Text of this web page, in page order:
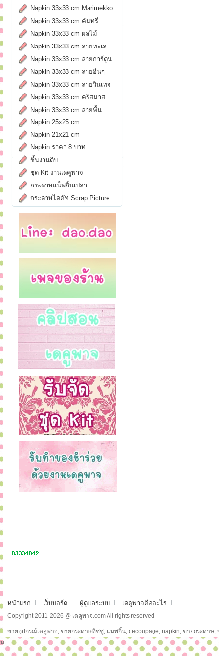
Napkin 33x33 cm Marimekko
Napkin 33x33 cm คันทรี่
Napkin 33x33 cm ผลไม้
Napkin 33x33 cm ลายทะเล
Napkin 33x33 cm ลายการ์ตูน
Napkin 33x33 cm ลายอื่นๆ
Napkin 33x33 cm ลายวินเทจ
Napkin 33x33 cm คริสมาส
Napkin 33x33 cm ลายพื้น
Napkin 25x25 cm
Napkin 21x21 cm
Napkin ราคา 8 บาท
ชิ้นงานดิบ
ชุด Kit งานเดคูพาจ
กระดาษแน็ฟกิ้นเปล่า
กระดาษไดคัท Scrap Picture
หน้าแรก เว็บบอร์ด ผู้ดูแลระบบ เดคูพาจคืออะไร
Copyright 2011-2026 @ เดคูพาจ.com All rights reserved
ขายอุปกรณ์เดคูพาจ, ขายกระดาษทิชชู, แนพกิ้น, decoupage, napkin, ขายกระดาษ
ม